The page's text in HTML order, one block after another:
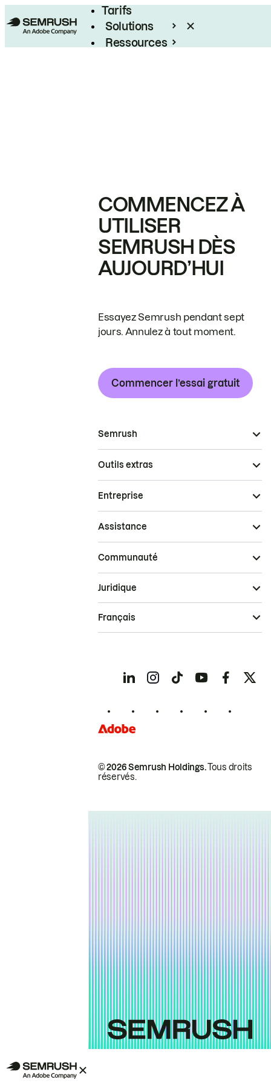
Tarifs
Solutions
Ressources
COMMENCEZ À
UTILISER
SEMRUSH DÈS
AUJOURD’HUI
Essayez Semrush pendant sept
jours. Annulez à tout moment.
Commencer l’essai gratuit
Semrush
Outils extras
Entreprise
Assistance
Communauté
© 2026 Semrush Holdings.Tous droits
réservés.
Juridique
Français